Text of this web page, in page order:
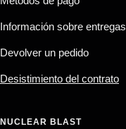
Información sobre entregas
Devolver un pedido
Desistimiento del contrato
NUCLEAR BLAST